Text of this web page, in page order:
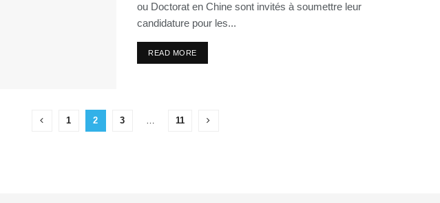
ou Doctorat en Chine sont invités à soumettre leur
candidature pour les...
READ MORE
1 2 3 11